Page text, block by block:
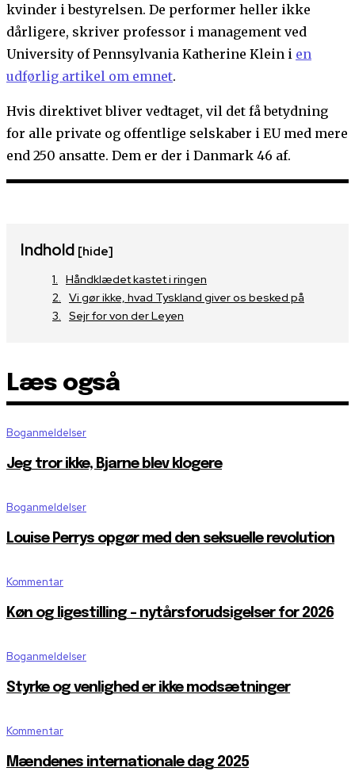
kvinder i bestyrelsen. De performer heller ikke
dårligere, skriver professor i management ved
University of Pennsylvania Katherine Klein i en
udførlig artikel om emnet.
Hvis direktivet bliver vedtaget, vil det få betydning
for alle private og offentlige selskaber i EU med mere
end 250 ansatte. Dem er der i Danmark 46 af.
Indhold [hide]
Håndklædet kastet i ringen
Vi gør ikke, hvad Tyskland giver os besked på
Sejr for von der Leyen
Læs også
Boganmeldelser
Jeg tror ikke, Bjarne blev klogere
Boganmeldelser
Louise Perrys opgør med den seksuelle revolution
Kommentar
Køn og ligestilling – nytårsforudsigelser for 2026
Boganmeldelser
Styrke og venlighed er ikke modsætninger
Kommentar
Mændenes internationale dag 2025